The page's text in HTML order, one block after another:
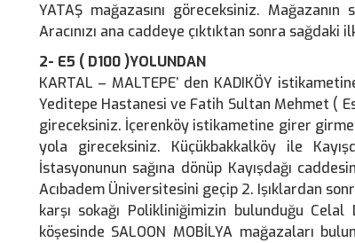
YATAŞ mağazasını göreceksiniz.
Aracınızı ana caddeye çıktıktan sonra
2- E5 ( D100 )YOLUNDAN
KARTAL – MALTEPE’ den KADIKÖY
Yeditepe Hastanesi ve Fatih Sultan Mehmet (
gireceksiniz. İçerenköy istikametine girer
yola gireceksiniz. Küçükbakkalköy ile
İstasyonunun sağına dönüp Kayışdağı
Acıbadem Üniversitesini geçip 2. Işıklardan
karşı sokağı Polikliniğimizin bulunduğu
köşesinde SALOON MOBİLYA mağazaları